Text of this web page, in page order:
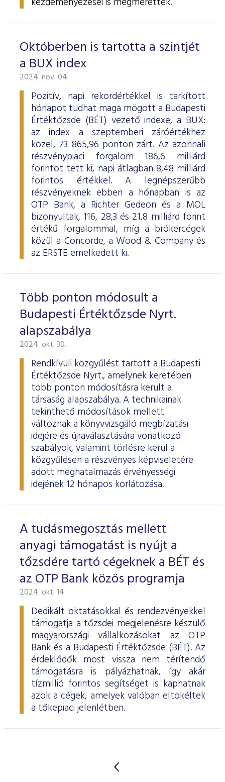
Októberben is tartotta a szintjét
a BUX index
2024. nov. 04.
Pozitív, napi rekordértékkel is tarkított
hónapot tudhat maga mögött a Budapesti
Értéktőzsde (BÉT) vezető indexe, a BUX:
az index a szeptemberi záróértékhez
közel, 73 865,96 ponton zárt. Az azonnali
részvénypiaci forgalom 186,6 milliárd
forintot tett ki, napi átlagban 8,48 milliárd
forintos értékkel. A legnépszerűbb
részvényeknek ebben a hónapban is az
OTP Bank, a Richter Gedeon és a MOL
bizonyultak, 116, 28,3 és 21,8 milliárd forint
értékű forgalommal, míg a brókercégek
közül a Concorde, a Wood & Company és
az ERSTE emelkedett ki.
Több ponton módosult a
Budapesti Értéktőzsde Nyrt.
alapszabálya
2024. okt. 30.
Rendkívüli közgyűlést tartott a Budapesti
Értéktőzsde Nyrt., amelynek keretében
több ponton módosításra került a
társaság alapszabálya. A technikainak
tekinthető módosítások mellett
változnak a könyvvizsgáló megbízatási
idejére és újraválasztására vonatkozó
szabályok, valamint törlésre kerül a
közgyűlésen a részvényes képviseletére
adott meghatalmazás érvényességi
idejének 12 hónapos korlátozása.
A tudásmegosztás mellett
anyagi támogatást is nyújt a
tőzsdére tartó cégeknek a BÉT és
az OTP Bank közös programja
2024. okt. 14.
Dedikált oktatásokkal és rendezvényekkel
támogatja a tőzsdei megjelenésre készülő
magyarországi vállalkozásokat az OTP
Bank és a Budapesti Értéktőzsde (BÉT). Az
érdeklődők most vissza nem térítendő
támogatásra is pályázhatnak, így akár
tízmillió forintos segítséget is kaphatnak
azok a cégek, amelyek valóban eltökéltek
a tőkepiaci jelenlétben.